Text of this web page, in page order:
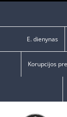
E. dienynas
Korupcijos